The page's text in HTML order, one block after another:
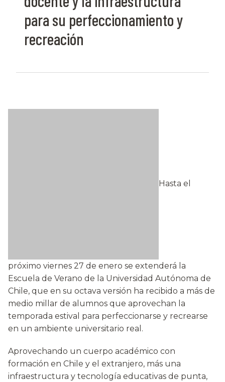
para su perfeccionamiento y
recreación
Hasta el
próximo viernes 27 de enero se extenderá la
Escuela de Verano de la Universidad Autónoma de
Chile, que en su octava versión ha recibido a más de
medio millar de alumnos que aprovechan la
temporada estival para perfeccionarse y recrearse
en un ambiente universitario real.
Aprovechando un cuerpo académico con
formación en Chile y el extranjero, más una
infraestructura y tecnología educativas de punta,